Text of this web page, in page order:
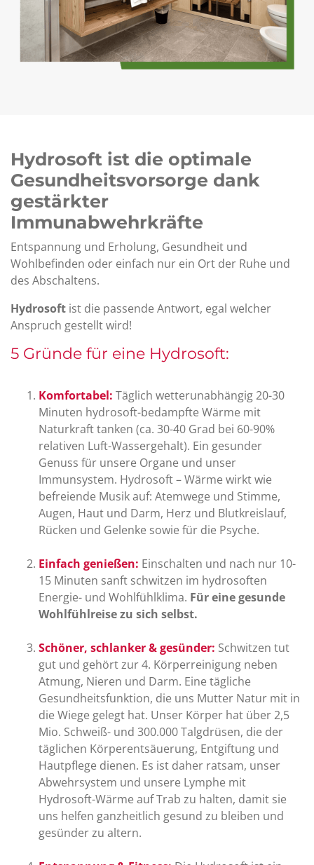
Hydrosoft ist die optimale
Gesundheitsvorsorge dank
gestärkter
Immunabwehrkräfte
Entspannung und Erholung, Gesundheit und
Wohlbefinden oder einfach nur ein Ort der Ruhe und
des Abschaltens.
Hydrosoft ist die passende Antwort, egal welcher
Anspruch gestellt wird!
5 Gründe für eine Hydrosoft:
Komfortabel: Täglich wetterunabhängig 20-30
Minuten hydrosoft-bedampfte Wärme mit
Naturkraft tanken (ca. 30-40 Grad bei 60-90%
relativen Luft-Wassergehalt). Ein gesunder
Genuss für unsere Organe und unser
Immunsystem. Hydrosoft – Wärme wirkt wie
befreiende Musik auf: Atemwege und Stimme,
Augen, Haut und Darm, Herz und Blutkreislauf,
Rücken und Gelenke sowie für die Psyche.
Einfach genießen: Einschalten und nach nur 10-
15 Minuten sanft schwitzen im hydrosoften
Energie- und Wohlfühlklima. Für eine gesunde
Wohlfühlreise zu sich selbst.
Schöner, schlanker & gesünder: Schwitzen tut
gut und gehört zur 4. Körperreinigung neben
Atmung, Nieren und Darm. Eine tägliche
Gesundheitsfunktion, die uns Mutter Natur mit in
die Wiege gelegt hat. Unser Körper hat über 2,5
Mio. Schweiß- und 300.000 Talgdrüsen, die der
täglichen Körperentsäuerung, Entgiftung und
Hautpflege dienen. Es ist daher ratsam, unser
Abwehrsystem und unsere Lymphe mit
Hydrosoft-Wärme auf Trab zu halten, damit sie
uns helfen ganzheitlich gesund zu bleiben und
gesünder zu altern.